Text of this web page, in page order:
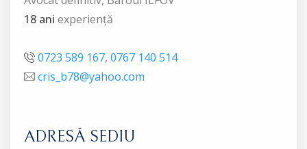
18 ani experiență
0723 589 167, 0767 140 514
cris_b78@yahoo.com
ADRESĂ SEDIU